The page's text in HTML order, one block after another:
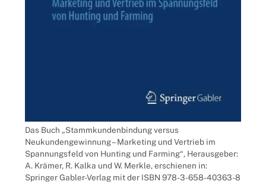
Das Buch „Stammkundenbindung versus
Neukundengewinnung – Marketing und Vertrieb im
Spannungsfeld von Hunting und Farming“, Herausgeber:
A. Krämer, R. Kalka und W. Merkle, erschienen in:
Springer Gabler-Verlag mit der ISBN 978-3-658-40363-8